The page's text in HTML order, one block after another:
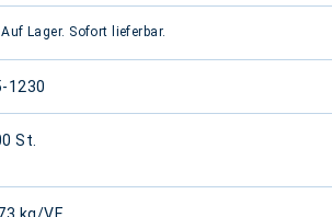
Auf Lager. Sofort lieferbar.
1230
St.